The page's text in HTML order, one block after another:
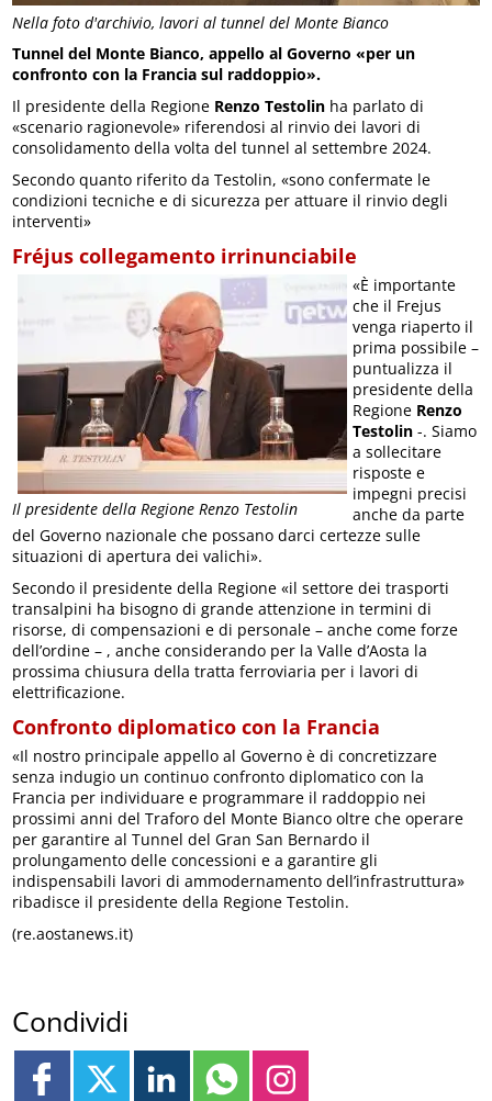
Nella foto d'archivio, lavori al tunnel del Monte Bianco
Tunnel del Monte Bianco, appello al Governo «per un
confronto con la Francia sul raddoppio».
Il presidente della Regione Renzo Testolin ha parlato di
«scenario ragionevole» riferendosi al rinvio dei lavori di
consolidamento della volta del tunnel al settembre 2024.
Secondo quanto riferito da Testolin, «sono confermate le
condizioni tecniche e di sicurezza per attuare il rinvio degli
interventi»
Fréjus collegamento irrinunciabile
Il presidente della Regione Renzo Testolin
«È importante
che il Frejus
venga riaperto il
prima possibile –
puntualizza il
presidente della
Regione Renzo
Testolin -. Siamo
a sollecitare
risposte e
impegni precisi
anche da parte
del Governo nazionale che possano darci certezze sulle
situazioni di apertura dei valichi».
Secondo il presidente della Regione «il settore dei trasporti
transalpini ha bisogno di grande attenzione in termini di
risorse, di compensazioni e di personale – anche come forze
dell’ordine – , anche considerando per la Valle d’Aosta la
prossima chiusura della tratta ferroviaria per i lavori di
elettrificazione.
Confronto diplomatico con la Francia
«Il nostro principale appello al Governo è di concretizzare
senza indugio un continuo confronto diplomatico con la
Francia per individuare e programmare il raddoppio nei
prossimi anni del Traforo del Monte Bianco oltre che operare
per garantire al Tunnel del Gran San Bernardo il
prolungamento delle concessioni e a garantire gli
indispensabili lavori di ammodernamento dell’infrastruttura»
ribadisce il presidente della Regione Testolin.
(re.aostanews.it)
Condividi